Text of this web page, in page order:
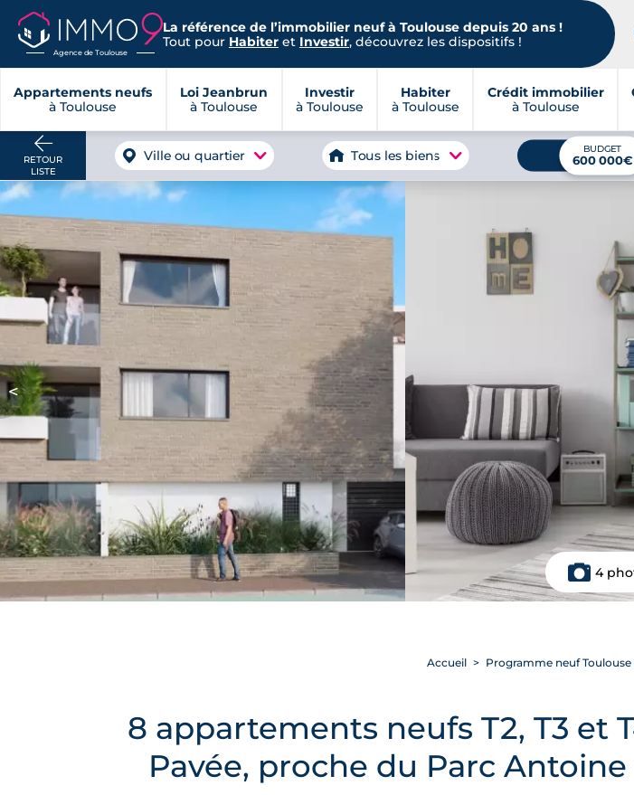
Agence de Toulouse
La référence de l’immobilier neuf à Toulouse depuis 20 ans !
Tout pour Habiter et Investir, découvrez les dispositifs !
Appartements neufs
à Toulouse
Loi Jeanbrun
à Toulouse
Investir
à Toulouse
Habiter
à Toulouse
Crédit immobilier
à Toulouse
RETOUR
LISTE
Ville ou quartier Tous les biens BUDGET
600 000€
<
4
Accueil Programme neuf Toulouse
8 appartements neufs T2, T3 et
Pavée, proche du Parc